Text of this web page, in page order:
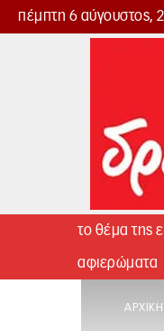
πέμπτη 6 αύγουστος,
Δρόμος
το θέμα της
αφιερώματα
ΑΡΧΙΚΉ